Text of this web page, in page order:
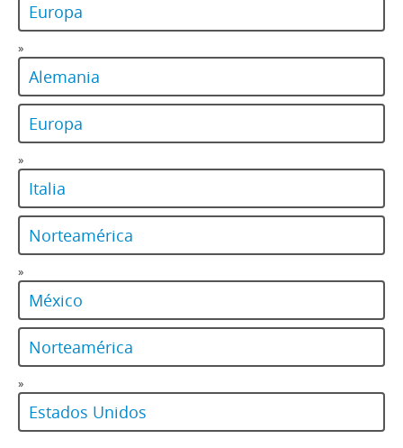
Europa
»
Alemania
Europa
»
Italia
Norteamérica
»
México
Norteamérica
»
Estados Unidos